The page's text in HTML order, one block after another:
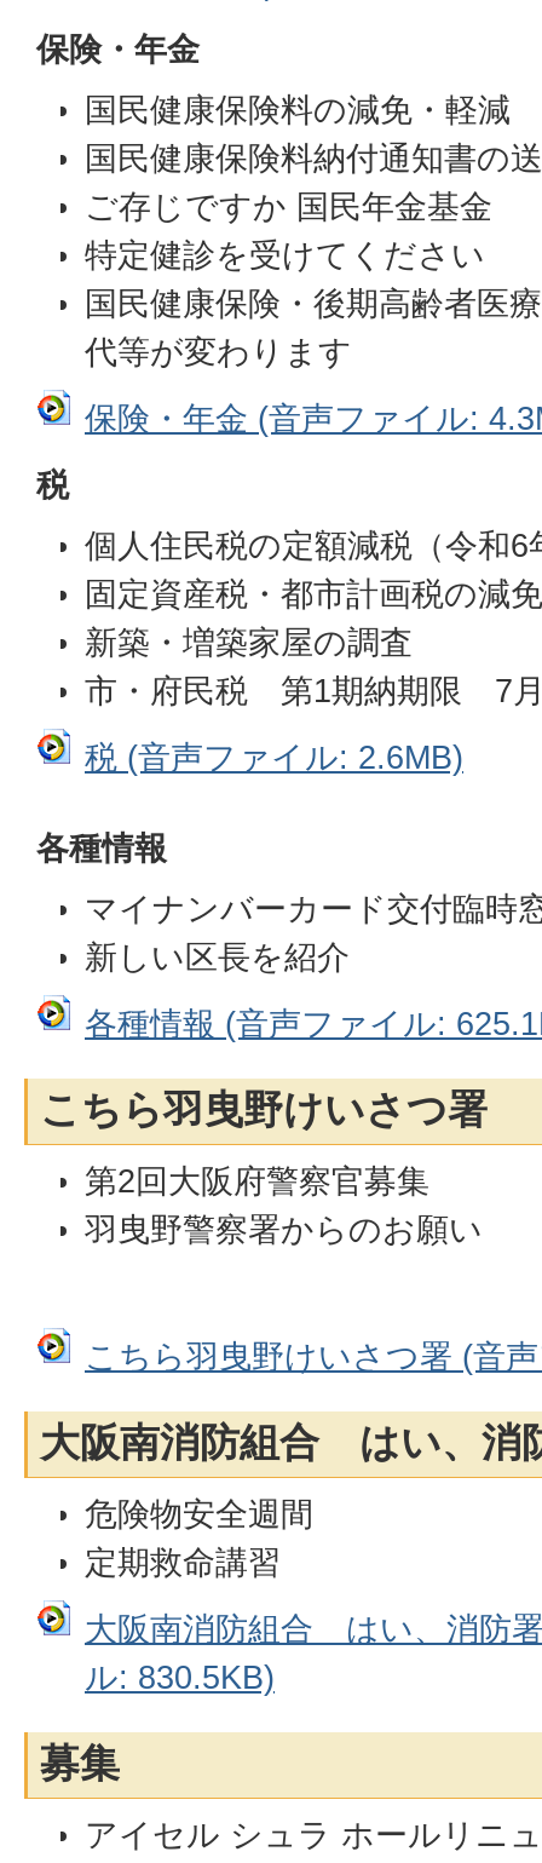
保険・年金
国民健康保険料の減免・軽減
国民健康保険料納付通知書の
ご存じですか 国民年金基金
特定健診を受けてください
国民健康保険・後期高齢者医
代等が変わります
保険・年金 (音声ファイル:
税
個人住民税の定額減税（令和6
固定資産税・都市計画税の減
新築・増築家屋の調査
市・府民税 第1期納期限 7月
税 (音声ファイル: 2.6MB)
各種情報
マイナンバーカード交付臨時
新しい区長を紹介
各種情報 (音声ファイル:
こちら羽曳野けいさつ署
第2回大阪府警察官募集
羽曳野警察署からのお願い
こちら羽曳野けいさつ署 (音
大阪南消防組合 はい、消
危険物安全週間
定期救命講習
大阪南消防組合 はい、消防
ル: 830.5KB)
募集
アイセル シュラ ホールリニ